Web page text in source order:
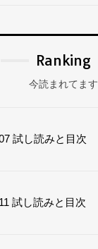
Ranking
今読まれてます
試し読みと目次
試し読みと目次